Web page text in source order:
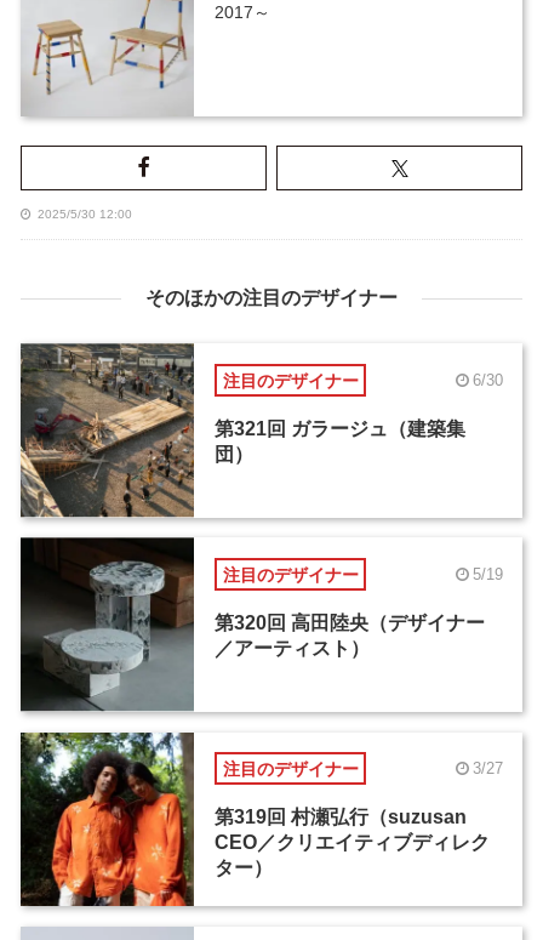
2017～
2025/5/30 12:00
そのほかの注目のデザイナー
注目のデザイナー 6/30
第321回 ガラージュ（建築集
団）
注目のデザイナー 5/19
第320回 高田陸央（デザイナー
／アーティスト）
注目のデザイナー 3/27
第319回 村瀬弘行（suzusan
CEO／クリエイティブディレク
ター）